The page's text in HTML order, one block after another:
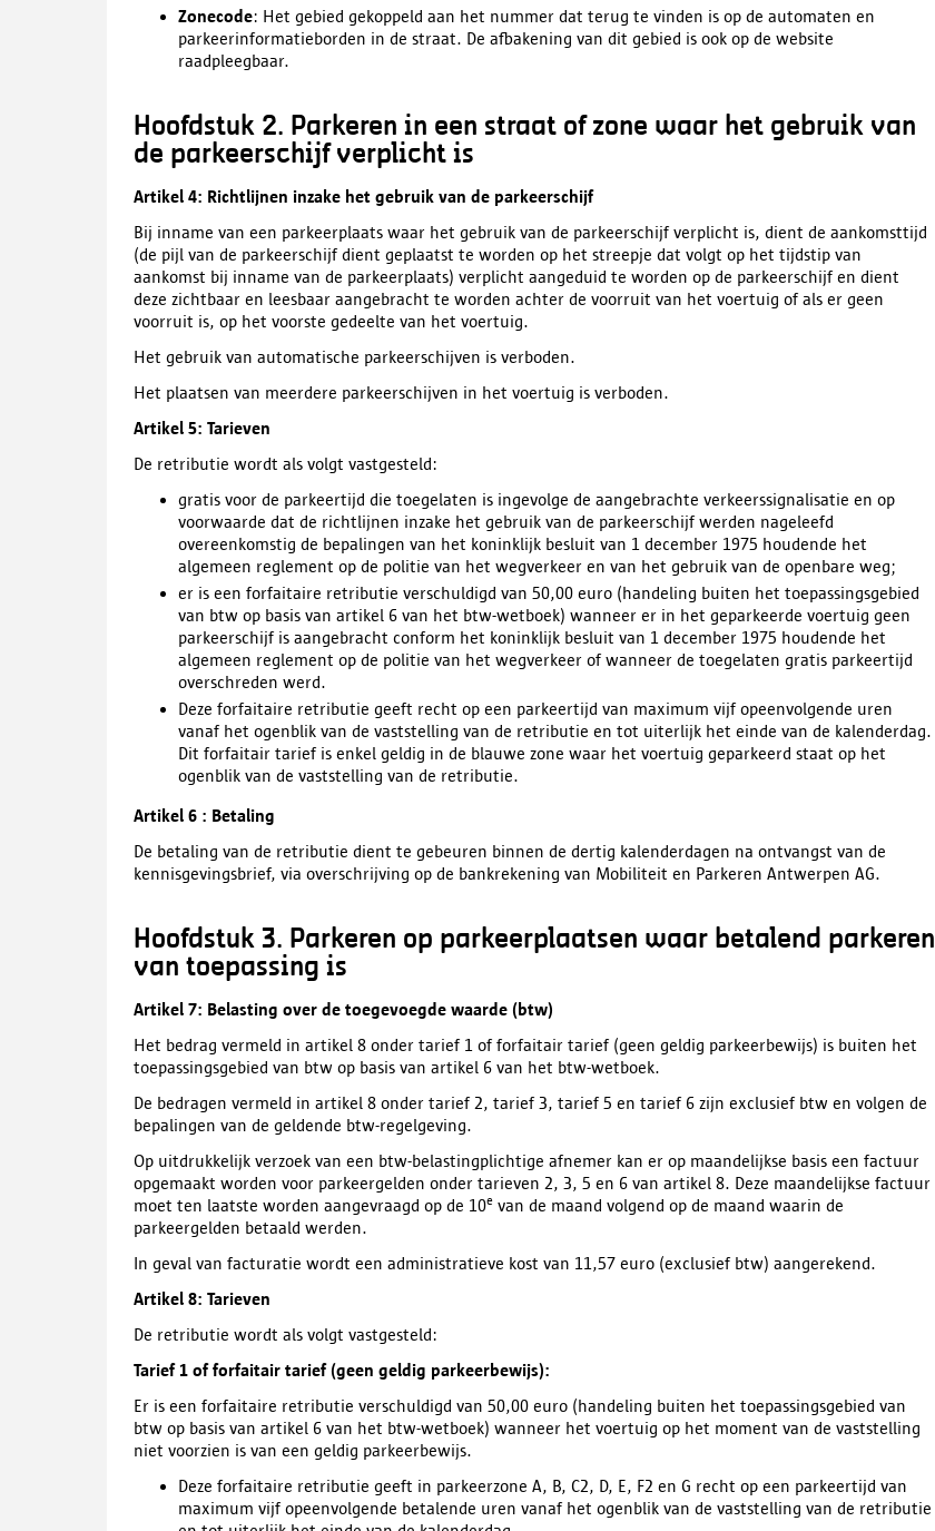
Zonecode: Het gebied gekoppeld aan het nummer dat terug te vinden is op de automaten en
parkeerinformatieborden in de straat. De afbakening van dit gebied is ook op de website
raadpleegbaar.
Hoofdstuk 2. Parkeren in een straat of zone waar het gebruik van
de parkeerschijf verplicht is
Artikel 4: Richtlijnen inzake het gebruik van de parkeerschijf
Bij inname van een parkeerplaats waar het gebruik van de parkeerschijf verplicht is, dient de aankomsttijd
(de pijl van de parkeerschijf dient geplaatst te worden op het streepje dat volgt op het tijdstip van
aankomst bij inname van de parkeerplaats) verplicht aangeduid te worden op de parkeerschijf en dient
deze zichtbaar en leesbaar aangebracht te worden achter de voorruit van het voertuig of als er geen
voorruit is, op het voorste gedeelte van het voertuig.
Het gebruik van automatische parkeerschijven is verboden.
Het plaatsen van meerdere parkeerschijven in het voertuig is verboden.
Artikel 5: Tarieven
De retributie wordt als volgt vastgesteld:
gratis voor de parkeertijd die toegelaten is ingevolge de aangebrachte verkeerssignalisatie en op
voorwaarde dat de richtlijnen inzake het gebruik van de parkeerschijf werden nageleefd
overeenkomstig de bepalingen van het koninklijk besluit van 1 december 1975 houdende het
algemeen reglement op de politie van het wegverkeer en van het gebruik van de openbare weg;
er is een forfaitaire retributie verschuldigd van 50,00 euro (handeling buiten het toepassingsgebied
van btw op basis van artikel 6 van het btw-wetboek) wanneer er in het geparkeerde voertuig geen
parkeerschijf is aangebracht conform het koninklijk besluit van 1 december 1975 houdende het
algemeen reglement op de politie van het wegverkeer of wanneer de toegelaten gratis parkeertijd
overschreden werd.
Deze forfaitaire retributie geeft recht op een parkeertijd van maximum vijf opeenvolgende uren
vanaf het ogenblik van de vaststelling van de retributie en tot uiterlijk het einde van de kalenderdag.
Dit forfaitair tarief is enkel geldig in de blauwe zone waar het voertuig geparkeerd staat op het
ogenblik van de vaststelling van de retributie.
Artikel 6 : Betaling
De betaling van de retributie dient te gebeuren binnen de dertig kalenderdagen na ontvangst van de
kennisgevingsbrief, via overschrijving op de bankrekening van Mobiliteit en Parkeren Antwerpen AG.
Hoofdstuk 3. Parkeren op parkeerplaatsen waar betalend parkeren
van toepassing is
Artikel 7: Belasting over de toegevoegde waarde (btw)
Het bedrag vermeld in artikel 8 onder tarief 1 of forfaitair tarief (geen geldig parkeerbewijs) is buiten het
toepassingsgebied van btw op basis van artikel 6 van het btw-wetboek.
De bedragen vermeld in artikel 8 onder tarief 2, tarief 3, tarief 5 en tarief 6 zijn exclusief btw en volgen de
bepalingen van de geldende btw-regelgeving.
Op uitdrukkelijk verzoek van een btw-belastingplichtige afnemer kan er op maandelijkse basis een factuur
opgemaakt worden voor parkeergelden onder tarieven 2, 3, 5 en 6 van artikel 8. Deze maandelijkse factuur
moet ten laatste worden aangevraagd op de 10e van de maand volgend op de maand waarin de
parkeergelden betaald werden.
In geval van facturatie wordt een administratieve kost van 11,57 euro (exclusief btw) aangerekend.
Artikel 8: Tarieven
De retributie wordt als volgt vastgesteld:
Tarief 1 of forfaitair tarief (geen geldig parkeerbewijs):
Er is een forfaitaire retributie verschuldigd van 50,00 euro (handeling buiten het toepassingsgebied van
btw op basis van artikel 6 van het btw-wetboek) wanneer het voertuig op het moment van de vaststelling
niet voorzien is van een geldig parkeerbewijs.
Deze forfaitaire retributie geeft in parkeerzone A, B, C2, D, E, F2 en G recht op een parkeertijd van
maximum vijf opeenvolgende betalende uren vanaf het ogenblik van de vaststelling van de retributie